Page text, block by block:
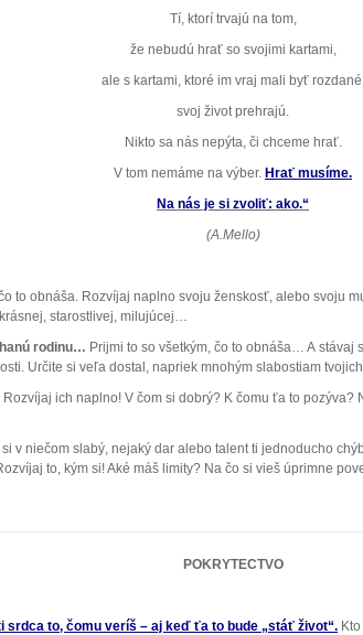
Tí, ktorí trvajú na tom,
že nebudú hrať so svojimi kartami,
ale s kartami, ktoré im vraj mali byť
svoj život prehrajú.
Nikto sa nás nepýta, či chceme hrať.
V tom nemáme na výber. Hrať musíme.
Na nás je si zvoliť: ako.“
(A.Mello)
to obnáša. Rozvíjaj naplno svoju ženskosť, alebo svoju
starostlivej, milujúcej…
rodinu… Prijmi to so všetkým, čo to obnáša… A
Určite si veľa dostal, napriek mnohým slabostiam
ich naplno! V čom si dobrý? K čomu ťa to
si v niečom slabý, nejaký dar alebo talent ti jednoducho
to, kým si! Aké máš limity? Na čo si vieš úprimne
POKRYTECTVO
srdca to, čomu veríš – aj keď ťa to bude „stáť život“.